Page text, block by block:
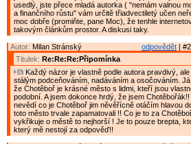
usedlý, jste přece mladá autorka ( "nemám valnou
a finančního růstu" vám určitě třiadvectiletý učen
moc dobře (promiňte, pane Moc), že tenhle
takovým článkům prostor. A diskusi taky.
odpovědět |
Autor: Milan Stránský
Titulek: Re:Re:Re:Připomínka
Každý názor je vlastně podle autora pravdivý,
stálým podceňováním, nadáváním a osočováním.
že Chotěboř je krásné město s lidmi, kteří jsou
podobní. A jsem dokonce hrdý, že jsem
nevědí co je Chotěboř jim něvěřícně otáčím hlavou
toto město trvale zapamatovali !! Co je to za
vykřikuje o městě to nejhorší ! Je to pouze brepta,
který mě nestojí za odpověď!!